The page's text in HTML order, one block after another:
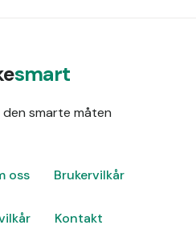
smart
den smarte måten
oss Brukervilkår
Kontakt